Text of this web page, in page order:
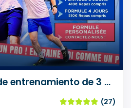
Campamento de entrenamiento de 3 días de Padel French Touch Academy
(27)